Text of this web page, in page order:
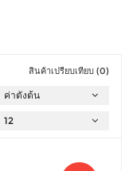
สินค้าเปรียบเทียบ (0)